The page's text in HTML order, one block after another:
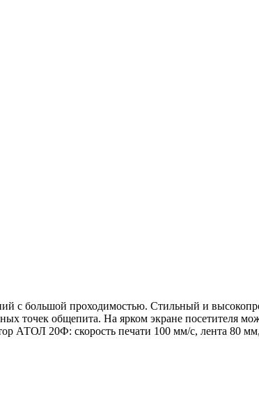
с большой проходимостью. Стильный и
точек общепита. На ярком экране посетителя
АТОЛ 20Ф: скорость печати 100 мм/с, лента 80